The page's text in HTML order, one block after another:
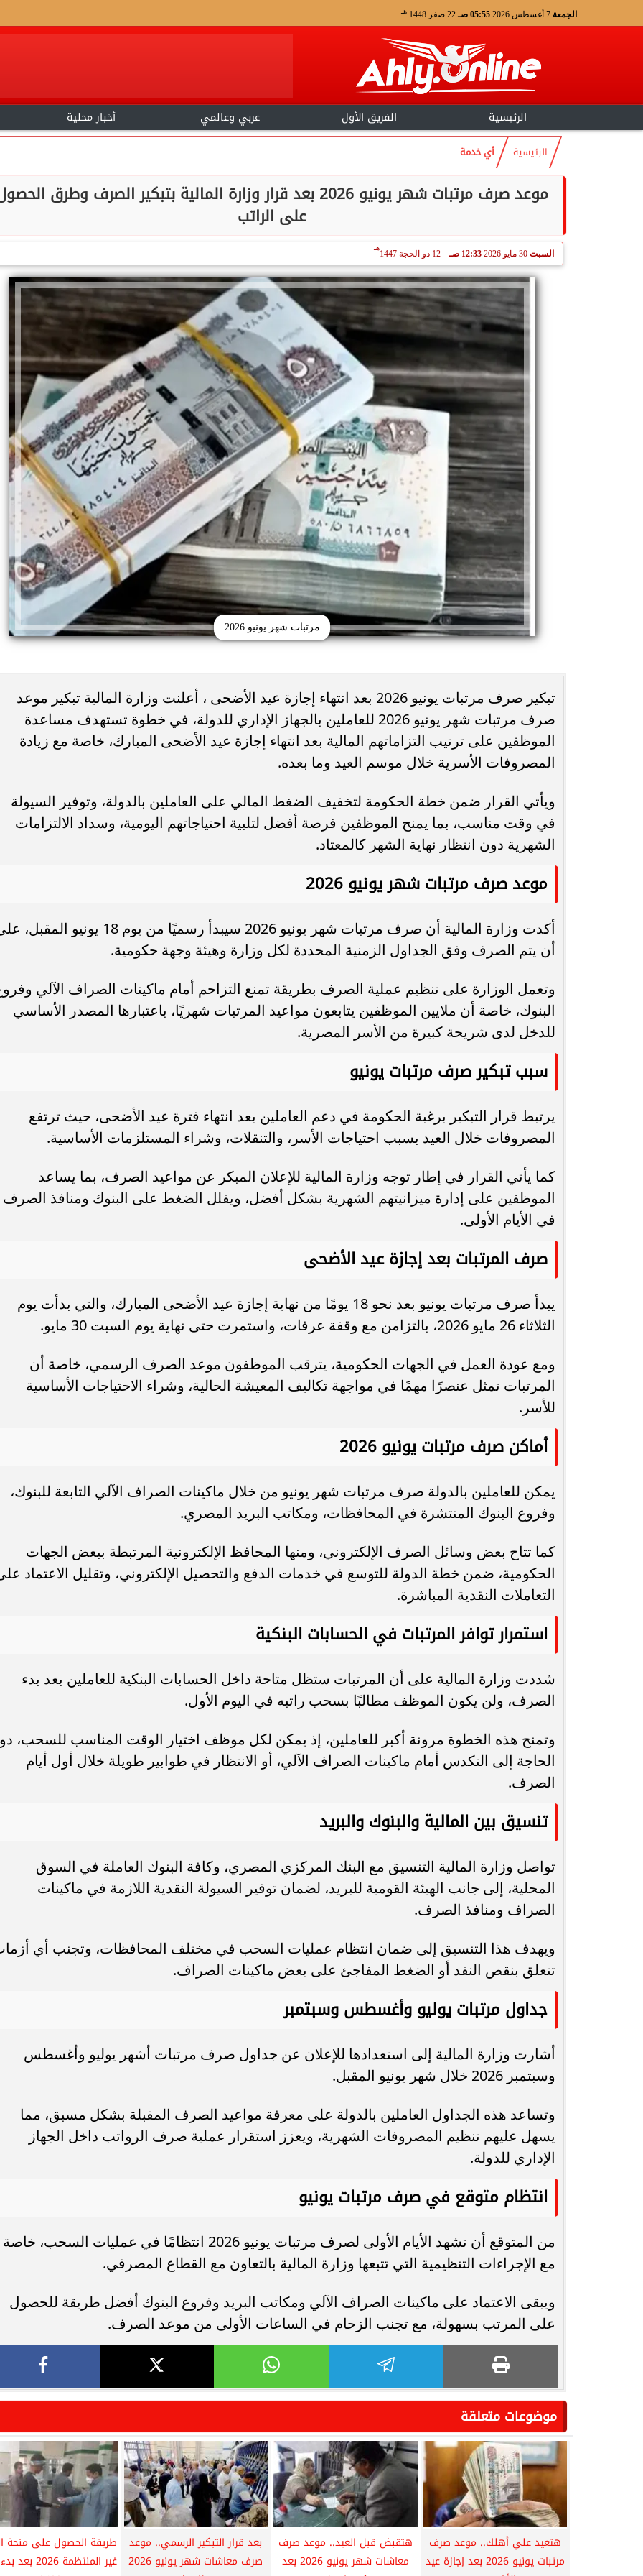
الجمعة 05:55 صـ 22 صفر 1448 هـ
الرئيسية الفريق الأول عربي وعالمي أخبار محلية
الرئيسية أي خدمة
موعد صرف مرتبات شهر يونيو 2026 بعد قرار وزارة المالية بتبكير الصرف وطرق
على الراتب
السبت 30 مايو 2026 12:33 صـ 12 ذو الحجة 1447
هـ
مرتبات شهر يونيو 2026
تبكير صرف مرتبات يونيو 2026 بعد انتهاء إجازة عيد الأضحى ، أعلنت وزارة المالية تبكير موعد
صرف مرتبات شهر يونيو 2026 للعاملين بالجهاز الإداري للدولة، في خطوة تستهدف مساعدة
الموظفين على ترتيب التزاماتهم المالية بعد انتهاء إجازة عيد الأضحى المبارك، خاصة مع زيادة
المصروفات الأسرية خلال موسم العيد وما بعده.
ويأتي القرار ضمن خطة الحكومة لتخفيف الضغط المالي على العاملين بالدولة، وتوفير السيولة
في وقت مناسب، بما يمنح الموظفين فرصة أفضل لتلبية احتياجاتهم اليومية، وسداد الالتزامات
الشهرية دون انتظار نهاية الشهر كالمعتاد.
موعد صرف مرتبات شهر يونيو 2026
أكدت وزارة المالية أن صرف مرتبات شهر يونيو 2026 سيبدأ رسميًا من يوم 18 يونيو
أن يتم الصرف وفق الجداول الزمنية المحددة لكل وزارة وهيئة وجهة حكومية.
وتعمل الوزارة على تنظيم عملية الصرف بطريقة تمنع التزاحم أمام ماكينات الصراف الآلي
البنوك، خاصة أن ملايين الموظفين يتابعون مواعيد المرتبات شهريًا، باعتبارها المصدر الأساسي
للدخل لدى شريحة كبيرة من الأسر المصرية.
سبب تبكير صرف مرتبات يونيو
يرتبط قرار التبكير برغبة الحكومة في دعم العاملين بعد انتهاء فترة عيد الأضحى، حيث ترتفع
المصروفات خلال العيد بسبب احتياجات الأسر، والتنقلات، وشراء المستلزمات الأساسية.
كما يأتي القرار في إطار توجه وزارة المالية للإعلان المبكر عن مواعيد الصرف، بما يساعد
الموظفين على إدارة ميزانيتهم الشهرية بشكل أفضل، ويقلل الضغط على البنوك ومنافذ الصرف
في الأيام الأولى.
صرف المرتبات بعد إجازة عيد الأضحى
يبدأ صرف مرتبات يونيو بعد نحو 18 يومًا من نهاية إجازة عيد الأضحى المبارك، والتي بدأت يوم
الثلاثاء 26 مايو 2026، بالتزامن مع وقفة عرفات، واستمرت حتى نهاية يوم السبت 30 مايو.
ومع عودة العمل في الجهات الحكومية، يترقب الموظفون موعد الصرف الرسمي، خاصة أن
المرتبات تمثل عنصرًا مهمًا في مواجهة تكاليف المعيشة الحالية، وشراء الاحتياجات الأساسية
للأسر.
أماكن صرف مرتبات يونيو 2026
يمكن للعاملين بالدولة صرف مرتبات شهر يونيو من خلال ماكينات الصراف الآلي التابعة للبنوك،
وفروع البنوك المنتشرة في المحافظات، ومكاتب البريد المصري.
كما تتاح بعض وسائل الصرف الإلكتروني، ومنها المحافظ الإلكترونية المرتبطة ببعض الجهات
الحكومية، ضمن خطة الدولة للتوسع في خدمات الدفع والتحصيل الإلكتروني، وتقليل الاعتماد
التعاملات النقدية المباشرة.
استمرار توافر المرتبات في الحسابات البنكية
شددت وزارة المالية على أن المرتبات ستظل متاحة داخل الحسابات البنكية للعاملين بعد بدء
الصرف، ولن يكون الموظف مطالبًا بسحب راتبه في اليوم الأول.
وتمنح هذه الخطوة مرونة أكبر للعاملين، إذ يمكن لكل موظف اختيار الوقت المناسب للسحب،
الحاجة إلى التكدس أمام ماكينات الصراف الآلي، أو الانتظار في طوابير طويلة خلال أول أيام
الصرف.
تنسيق بين المالية والبنوك والبريد
تواصل وزارة المالية التنسيق مع البنك المركزي المصري، وكافة البنوك العاملة في السوق
المحلية، إلى جانب الهيئة القومية للبريد، لضمان توفير السيولة النقدية اللازمة في ماكينات
الصراف ومنافذ الصرف.
ويهدف هذا التنسيق إلى ضمان انتظام عمليات السحب في مختلف المحافظات، وتجنب أي
تتعلق بنقص النقد أو الضغط المفاجئ على بعض ماكينات الصراف.
جداول مرتبات يوليو وأغسطس وسبتمبر
أشارت وزارة المالية إلى استعدادها للإعلان عن جداول صرف مرتبات أشهر يوليو وأغسطس
وسبتمبر 2026 خلال شهر يونيو المقبل.
وتساعد هذه الجداول العاملين بالدولة على معرفة مواعيد الصرف المقبلة بشكل مسبق، مما
يسهل عليهم تنظيم المصروفات الشهرية، ويعزز استقرار عملية صرف الرواتب داخل الجهاز
الإداري للدولة.
انتظام متوقع في صرف مرتبات يونيو
من المتوقع أن تشهد الأيام الأولى لصرف مرتبات يونيو 2026 انتظامًا في عمليات السحب، خاصة
مع الإجراءات التنظيمية التي تتبعها وزارة المالية بالتعاون مع القطاع المصرفي.
ويبقى الاعتماد على ماكينات الصراف الآلي ومكاتب البريد وفروع البنوك أفضل طريقة للحصول
على المرتب بسهولة، مع تجنب الزحام في الساعات الأولى من موعد الصرف.
موضوعات متعلقة
هتعيد علي أهلك.. موعد صرف
مرتبات يونيو 2026 بعد إجازة عيد
هتقبض قبل العيد.. موعد صرف
معاشات شهر يونيو 2026 بعد
بعد قرار التبكير الرسمي.. موعد
صرف معاشات شهر يونيو 2026
طريقة الحصول على منحة
غير المنتظمة
انغام تختار جدة محطة اولى لتدشين
البومها
مصر تكتب التاريخ.. فريق “حلم” يفوز بكأس
بطولة Genuine Cup العالمية لكرة...
أوبو تطلق سلسلة رينو
العربية السعودية بتصميم لافت